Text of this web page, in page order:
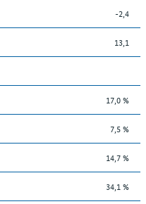
-2,4
13,1
17,0 %
7,5 %
14,7 %
34,1 %